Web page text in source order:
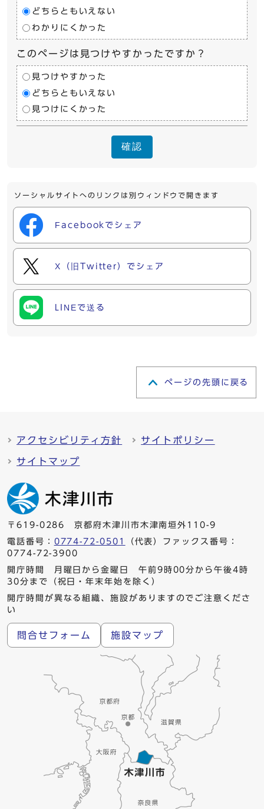
どちらともいえない
わかりにくかった
このページは見つけやすかったですか？
見つけやすかった
どちらともいえない
見つけにくかった
確認
ソーシャルサイトへのリンクは別ウィンドウで開きます
Facebookでシェア
X（旧Twitter）でシェア
LINEで送る
ページの先頭に戻る
アクセシビリティ方針 サイトポリシー
サイトマップ
〒619-0286 京都府木津川市木津南垣外110-9
電話番号： 0774-72-0501
（代表）ファックス番号：
0774-72-3900
開庁時間 月曜日から金曜日 午前9時00分から午後4時
30分まで（祝日・年末年始を除く）
開庁時間が異なる組織、施設がありますのでご注意くださ
い
問合せフォーム 施設マップ